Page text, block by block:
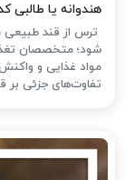
هندوانه یا طالبی
ترس از قند طبیعی
شود؛ متخصصان
مواد غذایی و
تفاوت‌های جزئی بر